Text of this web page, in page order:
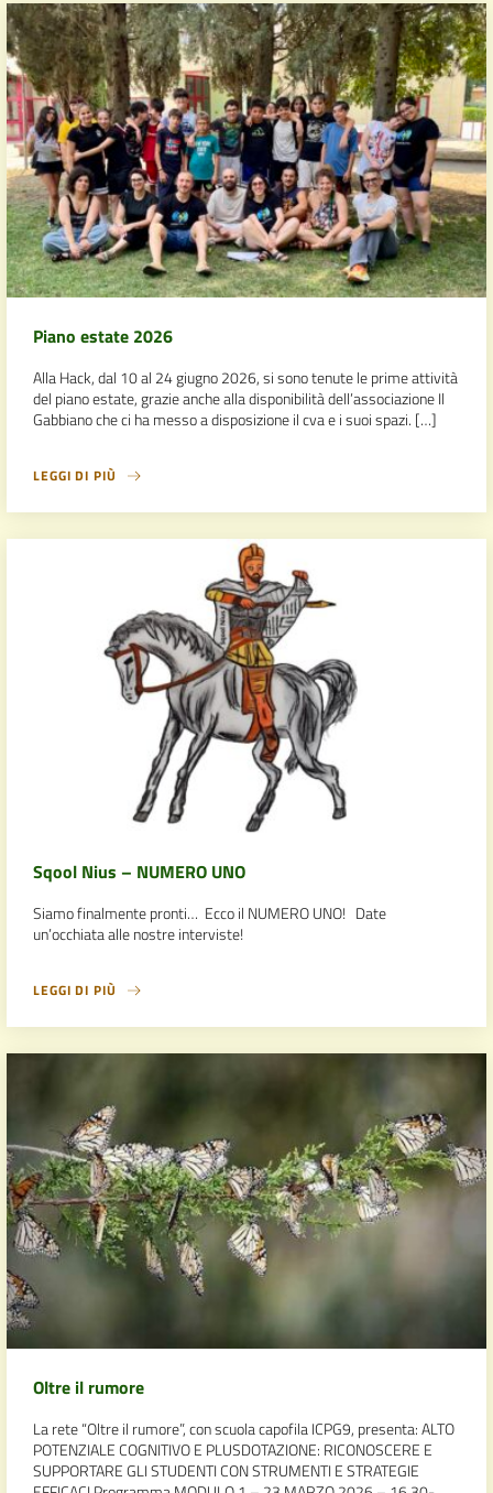
Piano estate 2026
Alla Hack, dal 10 al 24 giugno 2026, si sono tenute le prime attività
del piano estate, grazie anche alla disponibilità dell’associazione Il
Gabbiano che ci ha messo a disposizione il cva e i suoi spazi. […]
LEGGI DI PIÙ
Sqool Nius – NUMERO UNO
Siamo finalmente pronti… Ecco il NUMERO UNO! Date
un’occhiata alle nostre interviste!
LEGGI DI PIÙ
Oltre il rumore
La rete “Oltre il rumore”, con scuola capofila ICPG9, presenta: ALTO
POTENZIALE COGNITIVO E PLUSDOTAZIONE: RICONOSCERE E
SUPPORTARE GLI STUDENTI CON STRUMENTI E STRATEGIE